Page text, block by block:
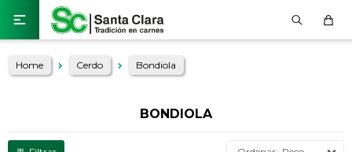

Home Cerdo Bondiola
BONDIOLA